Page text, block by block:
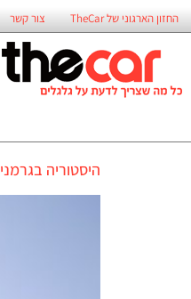
החזון הארגוני של TheCar צור קשר
היסטוריה